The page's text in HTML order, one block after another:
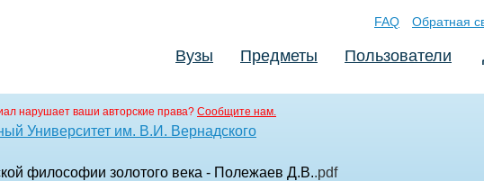
FAQ Обратная
Вузы Предметы Пользователи
нарушает ваши авторские права? Сообщите нам.
Университет им. В.И. Вернадского
философии золотого века - Полежаев Д.В..pdf